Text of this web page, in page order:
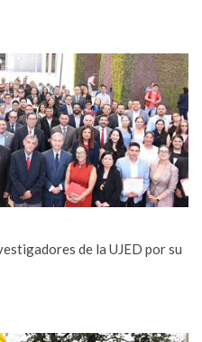
de la UJED por su